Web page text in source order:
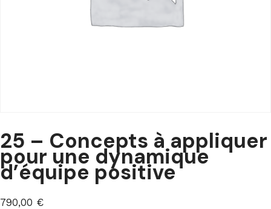
25 – Concepts à appliquer
pour une dynamique
d’équipe positive
790,00 €